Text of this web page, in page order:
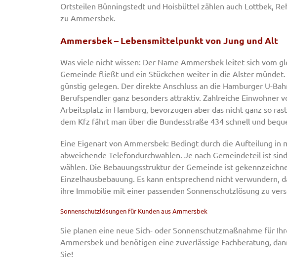
Ortsteilen Bünningstedt und Hoisbüttel zählen auch Lottbek,
zu Ammersbek.
Ammersbek – Lebensmittelpunkt von Jung und Alt
Was viele nicht wissen: Der Name Ammersbek leitet sich vom
Gemeinde fließt und ein Stückchen weiter in die Alster
günstig gelegen. Der direkte Anschluss an die Hamburger U-
Berufspendler ganz besonders attraktiv. Zahlreiche Einwohner
Arbeitsplatz in Hamburg, bevorzugen aber das nicht ganz so
dem Kfz fährt man über die Bundesstraße 434 schnell und
Eine Eigenart von Ammersbek: Bedingt durch die Aufteilung
abweichende Telefondurchwahlen. Je nach Gemeindeteil ist
wählen. Die Bebauungsstruktur der Gemeinde ist
Einzelhausbebauung. Es kann entsprechend nicht verwundern,
ihre Immobilie mit einer passenden Sonnenschutzlösung zu
Sonnenschutzlösungen für Kunden aus Ammersbek
Sie planen eine neue Sich- oder Sonnenschutzmaßnahme für
Ammersbek und benötigen eine zuverlässige Fachberatung,
Sie!